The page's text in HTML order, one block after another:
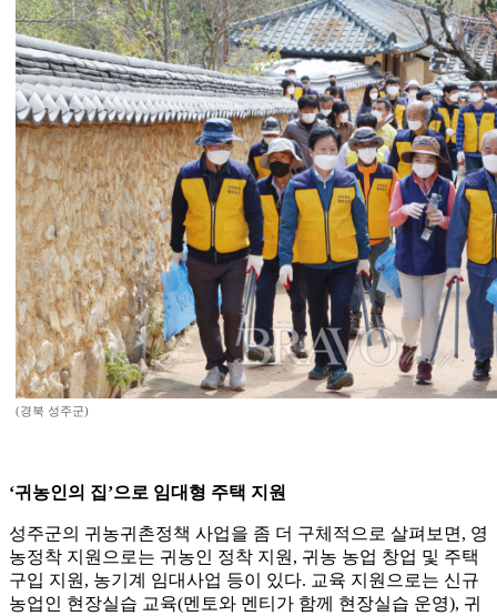
(경북 성주군)
‘귀농인의 집’으로 임대형 주택 지원
성주군의 귀농귀촌정책 사업을 좀 더 구체적으로 살펴보면, 영
농정착 지원으로는 귀농인 정착 지원, 귀농 농업 창업 및 주택
구입 지원, 농기계 임대사업 등이 있다. 교육 지원으로는 신규
농업인 현장실습 교육(멘토와 멘티가 함께 현장실습 운영), 귀